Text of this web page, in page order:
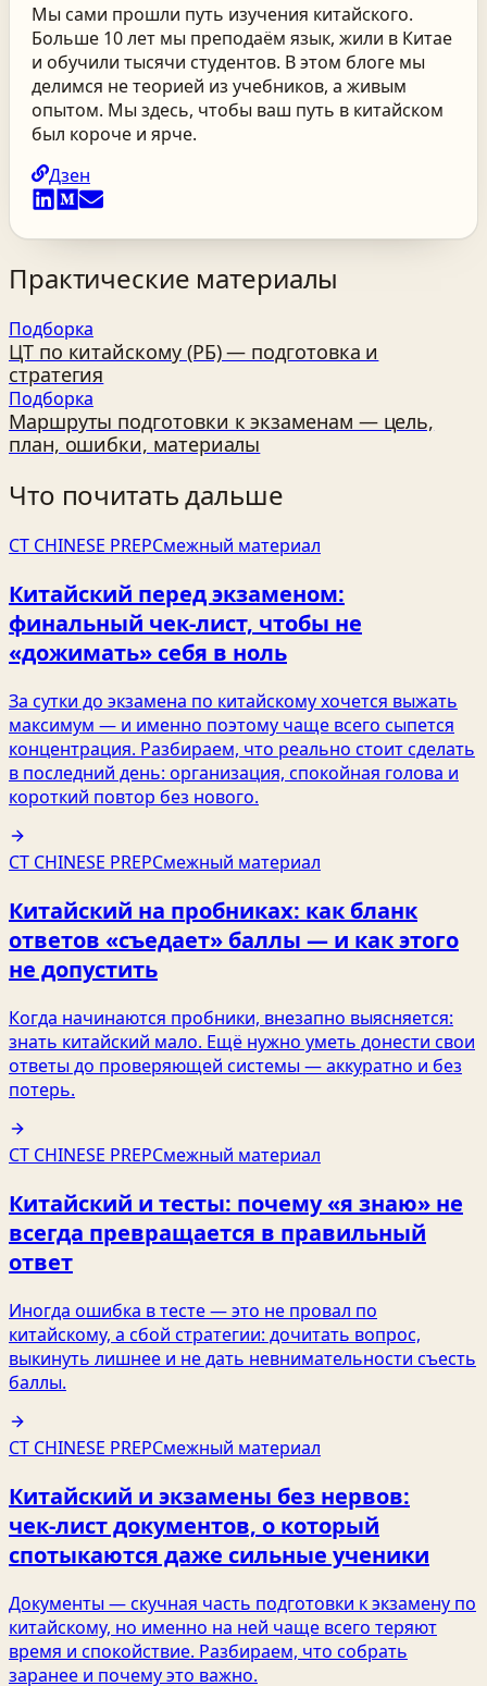
Мы сами прошли путь изучения китайского.
Больше 10 лет мы преподаём язык, жили в Китае
и обучили тысячи студентов. В этом блоге мы
делимся не теорией из учебников, а живым
опытом. Мы здесь, чтобы ваш путь в китайском
был короче и ярче.
Дзен
Практические материалы
Подборка
ЦТ по китайскому (РБ) — подготовка и
стратегия
Подборка
Маршруты подготовки к экзаменам — цель,
план, ошибки, материалы
Что почитать дальше
CT CHINESE PREPСмежный материал
Китайский перед экзаменом:
финальный чек‑лист, чтобы не
«дожимать» себя в ноль
За сутки до экзамена по китайскому хочется выжать
максимум — и именно поэтому чаще всего сыпется
концентрация. Разбираем, что реально стоит сделать
в последний день: организация, спокойная голова и
короткий повтор без нового.
CT CHINESE PREPСмежный материал
Китайский на пробниках: как бланк
ответов «съедает» баллы — и как этого
не допустить
Когда начинаются пробники, внезапно выясняется:
знать китайский мало. Ещё нужно уметь донести свои
ответы до проверяющей системы — аккуратно и без
потерь.
CT CHINESE PREPСмежный материал
Китайский и тесты: почему «я знаю» не
всегда превращается в правильный
ответ
Иногда ошибка в тесте — это не провал по
китайскому, а сбой стратегии: дочитать вопрос,
выкинуть лишнее и не дать невнимательности съесть
баллы.
CT CHINESE PREPСмежный материал
Китайский и экзамены без нервов:
чек‑лист документов, о который
спотыкаются даже сильные ученики
Документы — скучная часть подготовки к экзамену по
китайскому, но именно на ней чаще всего теряют
время и спокойствие. Разбираем, что собрать
заранее и почему это важно.